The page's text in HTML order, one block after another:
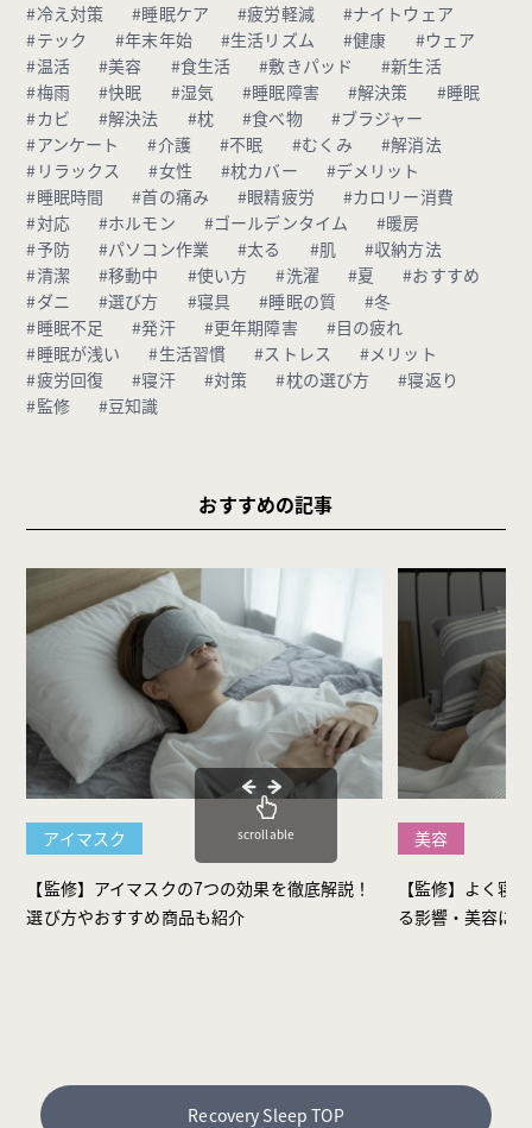
#冷え対策 #睡眠ケア #疲労軽減
#ナイトウェア
#テック
#年末年始 #生活リズム #健康
#ウェア
#温活
#美容 #食生活 #敷きパッド
#新生活
#梅雨
#快眠 #湿気 #睡眠障害 #解決策
#睡眠
#カビ
#解決法 #枕 #食べ物
#ブラジャー
#アンケート
#介護 #不眠 #むくみ
#解消法
#リラックス
#女性 #枕カバー
#デメリット
#睡眠時間
#首の痛み #眼精疲労
#カロリー消費
#対応
#ホルモン #ゴールデンタイム
#暖房
#予防
#パソコン作業 #太る #肌
#収納方法
#清潔
#移動中 #使い方 #洗濯 #夏
#おすすめ
#ダニ
#選び方 #寝具 #睡眠の質
#冬
#睡眠不足
#発汗 #更年期障害
#目の疲れ
#睡眠が浅い
#生活習慣 #ストレス
#メリット
#疲労回復
#寝汗 #対策 #枕の選び方
#寝返り
#監修
#豆知識
おすすめの記事
アイマスク
【監修】アイマスクの7つの効果を徹底解説！
選び方やおすすめ商品も紹介
美容
【監修】よく寝
る影響・美容に
scrollable
Recovery Sleep TOP